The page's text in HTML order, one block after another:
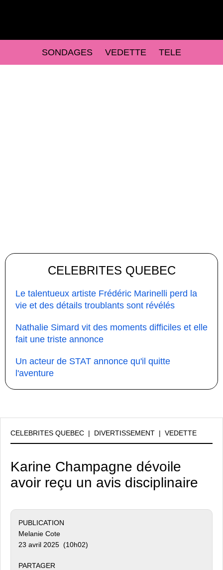
SONDAGES VEDETTE TELE
CELEBRITES QUEBEC
Le talentueux artiste Frédéric Marinelli perd la
vie et des détails troublants sont révélés
Nathalie Simard vit des moments difficiles et elle
fait une triste annonce
Un acteur de STAT annonce qu'il quitte
l'aventure
CELEBRITES QUEBEC | DIVERTISSEMENT | VEDETTE
Karine Champagne dévoile
avoir reçu un avis disciplinaire
PUBLICATION
Melanie Cote
23 avril 2025 (10h02)
PARTAGER